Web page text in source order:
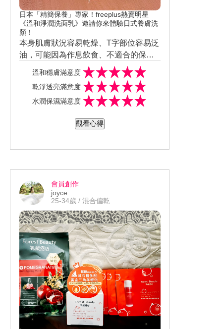
日本「精簡保養」專家！freeplus熱賣明星
《溫和淨潤洗面乳》邀請你來體驗日式養膚洗
顏！
本身肌膚狀況容易乾燥、T字部位容易泛
油，可能因為作息飲食、不適合的保養
品或上妝因素肌膚出狀況。不曾使用過
胺基酸洗面乳，購買洗顏產品會考慮它
的成份天然，不含酒精。本次試用商品
質地感受對我來說喜愛，洗面乳好起
少量多次方式加水搓揉，以指尖起泡，
成。泡沫綿密細緻，泡沫感受好沖洗，
膚況透亮升級感受普通，後續保養吸收
的效果不錯。整體使用後會想回購或推
薦他人。
溫和穩膚滿意度
乾淨透亮滿意度
水潤保濕滿意度
觀看心得
會員創作
joyce
25-34歲 / 混合偏乾